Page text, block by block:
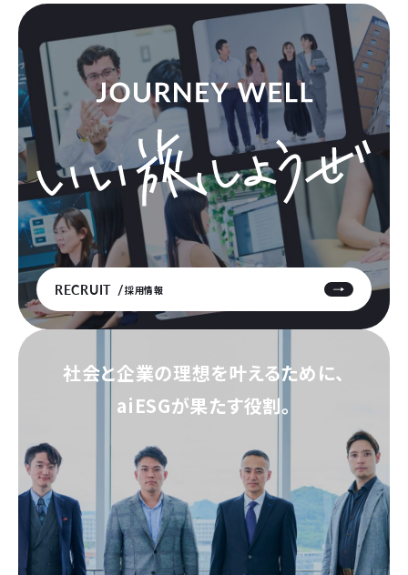
RECRUIT 採用情報
社会と企業の理想を叶えるために、
aiESGが果たす役割。